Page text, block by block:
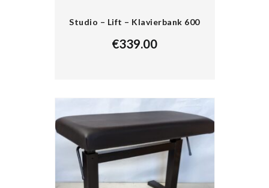
Studio – Lift – Klavierbank 600
€339.00